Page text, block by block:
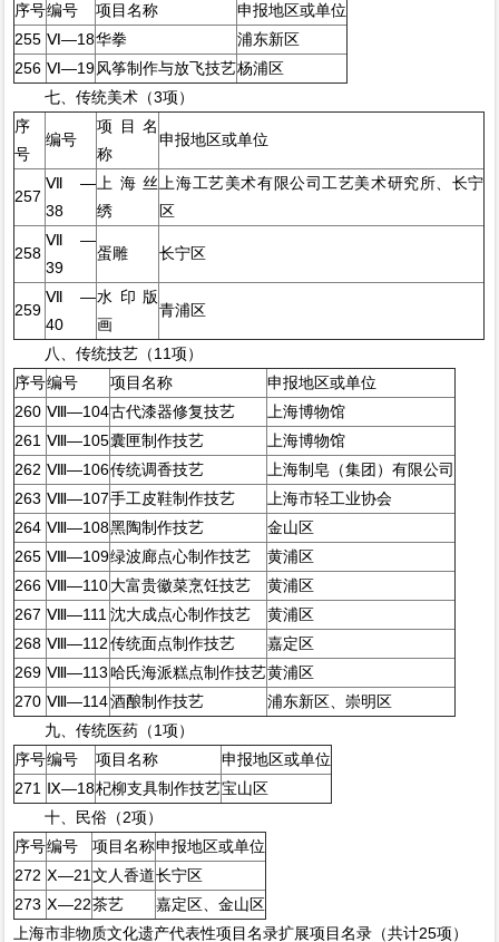
序号编号 项目名称
申报地区或单位
255 Ⅵ—18华拳
浦东新区
256 Ⅵ—19风筝制作与放飞技艺杨浦区
七、传统美术（3项）
序
号
编号
项目名
称
申报地区或单位
257
Ⅶ—
38
上海丝
绣
上海工艺美术有限公司工艺美术研究所、长宁
区
258
Ⅶ—
39
蛋雕 长宁区
259
Ⅶ—
40
水印版
画
青浦区
八、传统技艺（11项）
序号编号 项目名称
申报地区或单位
260 Ⅷ—104古代漆器修复技艺
上海博物馆
261 Ⅷ—105囊匣制作技艺
上海博物馆
262 Ⅷ—106传统调香技艺
上海制皂（集团）有限公司
263 Ⅷ—107手工皮鞋制作技艺
上海市轻工业协会
264 Ⅷ—108黑陶制作技艺
金山区
265 Ⅷ—109绿波廊点心制作技艺
黄浦区
266 Ⅷ—110大富贵徽菜烹饪技艺
黄浦区
267 Ⅷ—111 沈大成点心制作技艺
黄浦区
268 Ⅷ—112 传统面点制作技艺
嘉定区
269 Ⅷ—113 哈氏海派糕点制作技艺黄浦区
270 Ⅷ—114酒酿制作技艺
浦东新区、崇明区
九、传统医药（1项）
序号编号 项目名称
申报地区或单位
271 Ⅸ—18杞柳支具制作技艺宝山区
十、民俗（2项）
序号编号 项目名称申报地区或单位
272 Ⅹ—21 文人香道长宁区
273 Ⅹ—22茶艺
嘉定区、金山区
上海市非物质文化遗产代表性项目名录扩展项目名录（共计25项）